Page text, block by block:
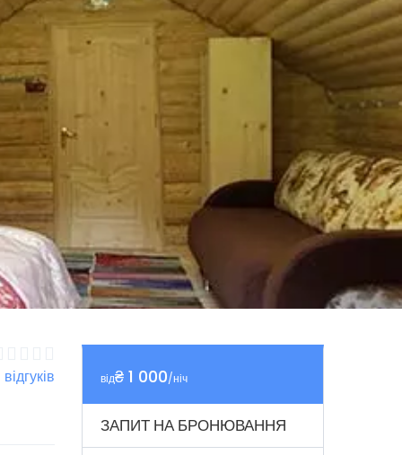
відгуків від₴ 1 000/ніч
ЗАПИТ НА БРОНЮВАННЯ